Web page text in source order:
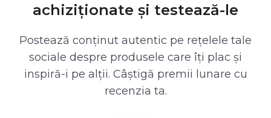
achiziționate și testează-le
Postează conținut autentic pe rețelele tale
sociale despre produsele care îți plac și
inspiră-i pe alții. Câștigă premii lunare cu
recenzia ta.